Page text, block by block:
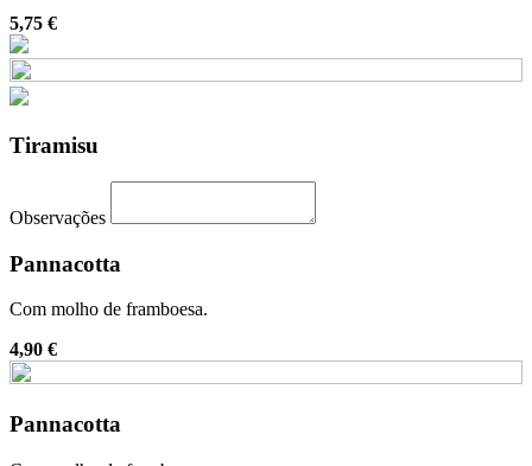
5,75 €
Tiramisu
Observações
Pannacotta
Com molho de framboesa.
4,90 €
Pannacotta